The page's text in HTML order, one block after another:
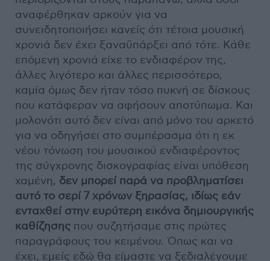
αναφέρθηκαν αρκούν για να
συνειδητοποιήσει κανείς ότι τέτοια μουσική
χρονιά δεν έχει ξαναϋπάρξει από τότε. Κάθε
επόμενη χρονιά είχε το ενδιαφέρον της,
άλλες λιγότερο και άλλες περισσότερο,
καμία όμως δεν ήταν τόσο πυκνή σε δίσκους
που κατάφεραν να αφήσουν αποτύπωμα. Και
μολονότι αυτό δεν είναι από μόνο του αρκετό
για να οδηγήσει στο συμπέρασμα ότι η εκ
νέου τόνωση του μουσικού ενδιαφέροντος
της σύγχρονης δισκογραφίας είναι υπόθεση
χαμένη, δεν μπορεί παρά να προβληματίσει
αυτό το σερί 7 χρόνων ξηρασίας, ιδίως εάν
ενταχθεί στην ευρύτερη εικόνα δημιουργικής
καθίζησης που συζητήσαμε στις πρώτες
παραγράφους του κειμένου. Όπως και να
έχει, εμείς εδώ θα είμαστε να ξεδιαλέγουμε